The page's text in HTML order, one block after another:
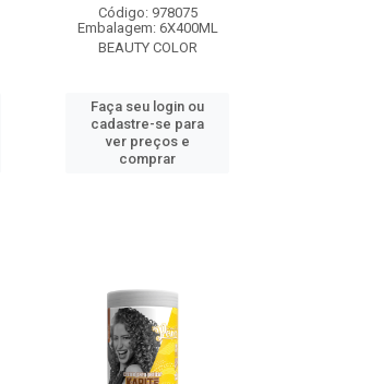
Código: 978075
Embalagem: 6X400ML
BEAUTY COLOR
Faça seu login ou
cadastre-se para
ver preços e
comprar